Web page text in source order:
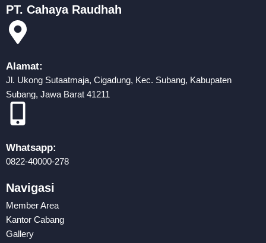
PT. Cahaya Raudhah
Alamat:
Jl. Ukong Sutaatmaja, Cigadung, Kec. Subang, Kabupaten
Subang, Jawa Barat 41211
Whatsapp:
0822-40000-278
Navigasi
Member Area
Kantor Cabang
Gallery